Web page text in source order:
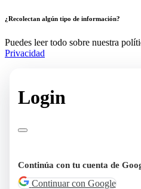
¿Recolectan algún tipo de información?
Puedes leer todo sobre nuestra
Privacidad
Login
Continúa con tu cuenta de
Continuar con Google